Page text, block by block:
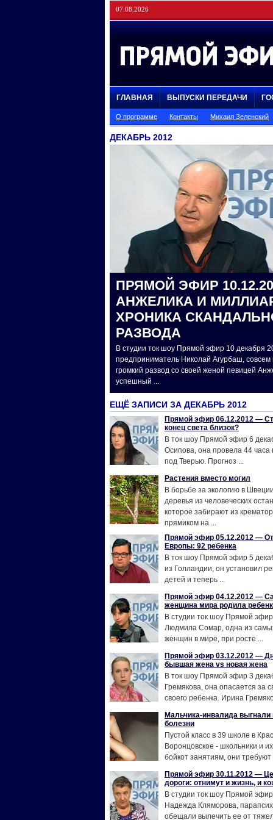
07.08.2026
ГЛАВНАЯ ВЫПУСКИ ПЕРЕДАЧИ
О программе Контакты Михаил Зеленский
ДЕКАБРЬ 2012
ПРЯМОЙ ЭФИР
АНЖЕЛИКА И
ХРОНИКА
РАЗВОДА
В студии ток шоу Прямой эфир 10 декабря
предприниматель Николай Агурбаш,
громкий развод со своей женой певицей
успешный ...
ЕЩЁ ЗАПИСИ ЗА ДЕКАБРЬ 2012
Прямой эфир 06.12.2012 —
конец света близок?
В ток шоу Прямой эфир 6
Осипова, она провела 44 часа
под Тверью. Прогноз ...
Растения вместо могил
В борьбе за экологию в
деревья из человеческих
которое забирают из
прямиком на ...
Прямой эфир 05.12.2012 —
Европы: 92 ребенка
В ток шоу Прямой эфир 5
из Голландии, он установил
детей и теперь ...
Прямой эфир 04.12.2012 —
женщина мира родила
В студии ток шоу Прямой
Людмила Сомар, одна из
женщин в мире, при росте ...
Прямой эфир 03.12.2012 —
бывшая жена vs новая жена
В ток шоу Прямой эфир 3
Гремякова, она опасается за
своего ребенка. Ирина
Мальчика-инвалида выгнали
болезни
Пустой класс в 39 школе в
Воронцовское - школьники и
бойкот занятиям, они требуют
Прямой эфир 30.11.2012 —
дороги: отнимут и жизнь, и
В студии ток шоу Прямой
Надежда Кляморова,
обещали вылечить ее от